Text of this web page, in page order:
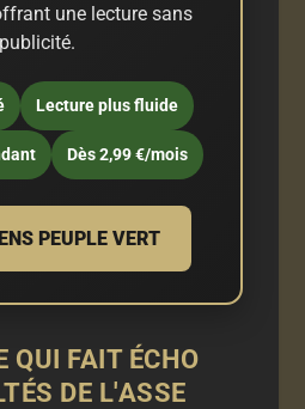
une lecture sans
publicité.
Lecture plus fluide
Dès 2,99 €/mois
PEUPLE VERT
QUI FAIT ÉCHO
DE L'ASSE